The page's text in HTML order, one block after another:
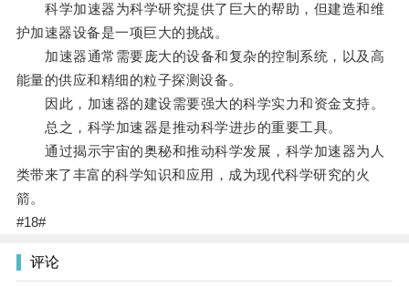
科学加速器为科学研究提供了巨大的帮助，但建造和维
护加速器设备是一项巨大的挑战。
加速器通常需要庞大的设备和复杂的控制系统，以及高
能量的供应和精细的粒子探测设备。
因此，加速器的建设需要强大的科学实力和资金支持。
总之，科学加速器是推动科学进步的重要工具。
通过揭示宇宙的奥秘和推动科学发展，科学加速器为人
类带来了丰富的科学知识和应用，成为现代科学研究的火
箭。
#18#
评论